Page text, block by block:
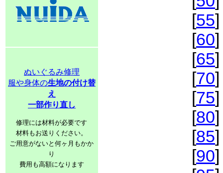
ぬいぐるみ修理
服や身体の生地の付け替
え
一部作り直し
修理には材料が必要です
材料もお送りください。
ご用意がないと何ヶ月もかか
り
費用も高額になります
[55]
[60]
[65]
[70]
[75]
[80]
[85]
[90]